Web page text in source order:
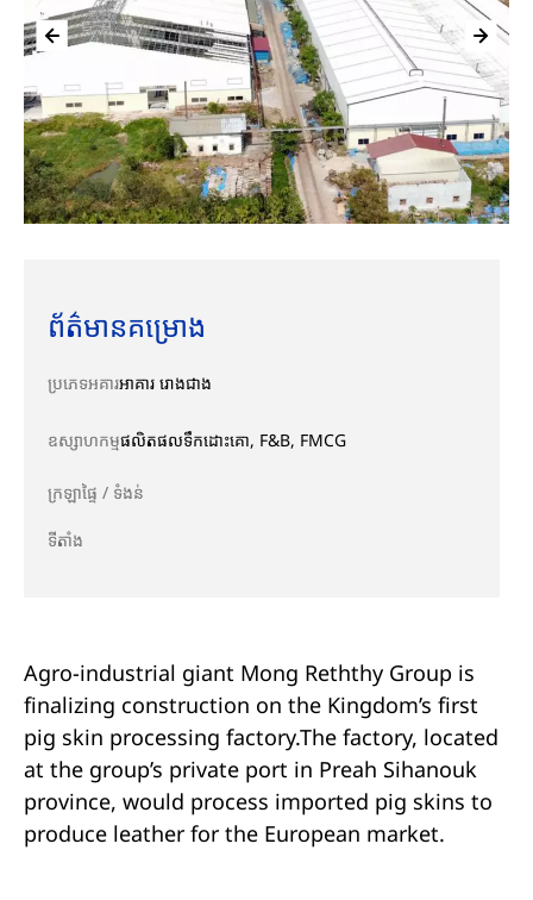
ទាក់ទងយើងខ្ញុំ
ព័ត៌មានគម្រោង
ប្រភេទអគារអាគារ រោងជាង
ឧស្សាហកម្មផលិតផលទឹកដោះគោ, F&B, FMCG
ក្រឡាផ្ទៃ / ទំងន់
ទីតាំង
Agro-industrial giant Mong Reththy Group is
finalizing construction on the Kingdom’s first
pig skin processing factory.The factory, located
at the group’s private port in Preah Sihanouk
province, would process imported pig skins to
produce leather for the European market.